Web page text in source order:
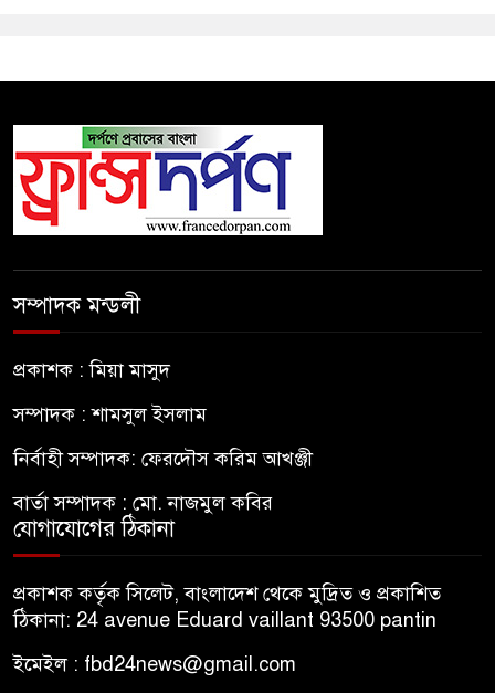
সম্পাদক মন্ডলী
প্রকাশক : মিয়া মাসুদ
সম্পাদক : শামসুল ইসলাম
নির্বাহী সম্পাদক: ফেরদৌস করিম আখঞ্জী
বার্তা সম্পাদক : মো. নাজমুল কবির
যোগাযোগের ঠিকানা
প্রকাশক কর্তৃক সিলেট, বাংলাদেশ থেকে মুদ্রিত ও প্রকাশিত
ঠিকানা: 24 avenue Eduard vaillant 93500 pantin
ইমেইল : fbd24news@gmail.com